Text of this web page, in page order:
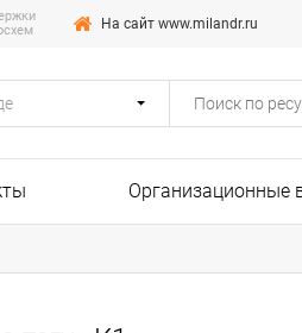
На сайт www.milandr.ru
Организационные